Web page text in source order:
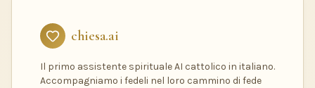
chiesa.ai
Il primo assistente spirituale AI cattolico in italiano.
Accompagniamo i fedeli nel loro cammino di fede